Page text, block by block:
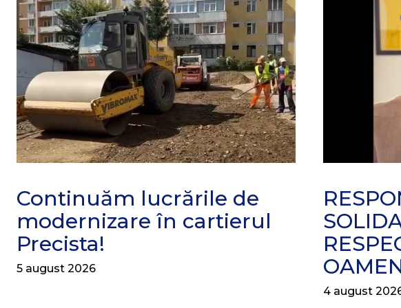
Continuăm lucrările de
modernizare în cartierul
Precista!
5 august 2026
4 august